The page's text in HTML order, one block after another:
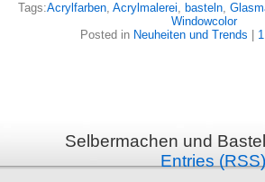
Tags:Acrylfarben, Acrylmalerei, basteln,
Windowcolor
Posted in Neuheiten und Trends
Selbermachen und
Entries (RSS)